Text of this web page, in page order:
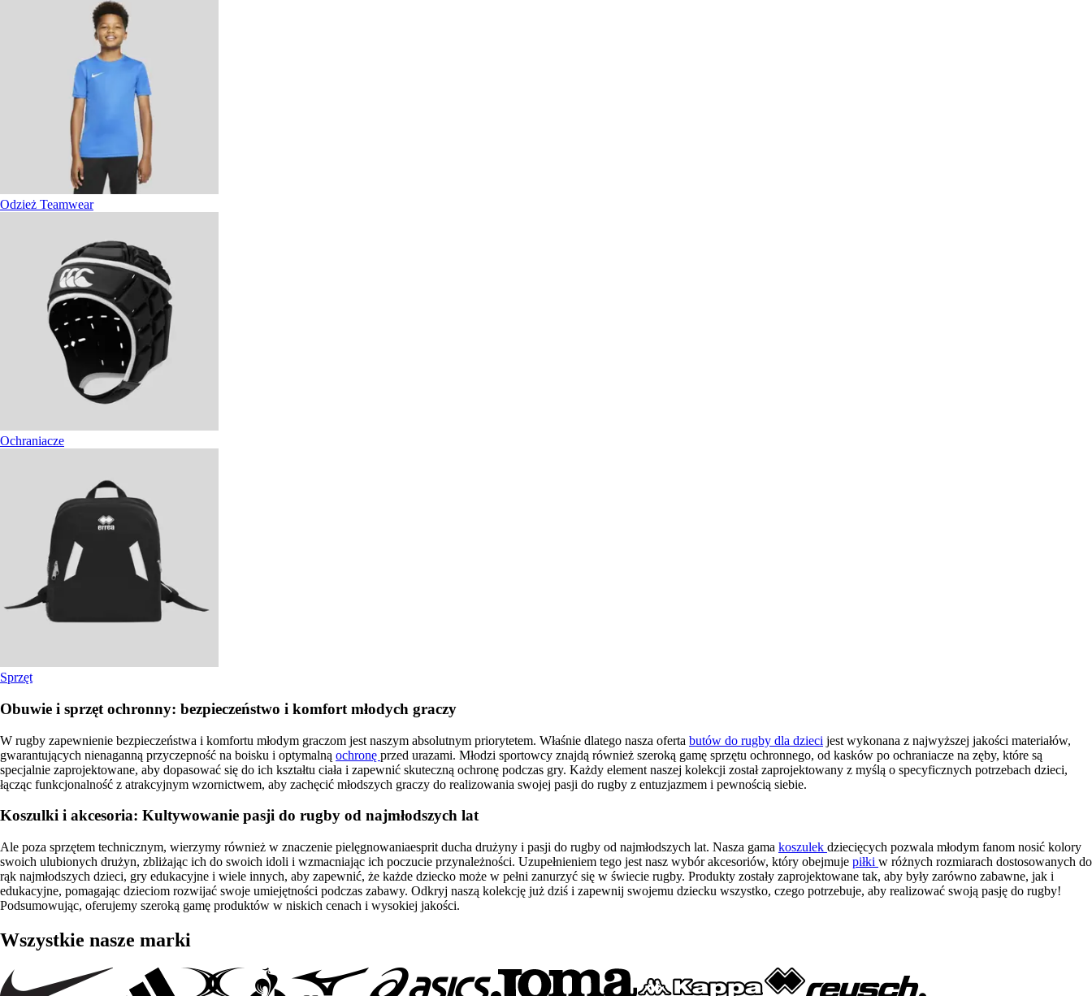
Odzież Teamwear
Ochraniacze
Sprzęt
Obuwie i sprzęt ochronny: bezpieczeństwo i komfort młodych graczy
W rugby zapewnienie bezpieczeństwa i komfortu młodym graczom jest naszym absolutnym priorytetem. Właśnie dlatego nasza oferta butów do rugby dla dzieci jest wykonana z najwyższej jakości materiałów,
gwarantujących nienaganną przyczepność na boisku i optymalną ochronę przed urazami. Młodzi sportowcy znajdą również szeroką gamę sprzętu ochronnego, od kasków po ochraniacze na zęby, które są
specjalnie zaprojektowane, aby dopasować się do ich kształtu ciała i zapewnić skuteczną ochronę podczas gry. Każdy element naszej kolekcji został zaprojektowany z myślą o specyficznych potrzebach dzieci,
łącząc funkcjonalność z atrakcyjnym wzornictwem, aby zachęcić młodszych graczy do realizowania swojej pasji do rugby z entuzjazmem i pewnością siebie.
Koszulki i akcesoria: Kultywowanie pasji do rugby od najmłodszych lat
Ale poza sprzętem technicznym, wierzymy również w znaczenie pielęgnowaniaesprit ducha drużyny i pasji do rugby od najmłodszych lat. Nasza gama koszulek dziecięcych pozwala młodym fanom nosić kolory
swoich ulubionych drużyn, zbliżając ich do swoich idoli i wzmacniając ich poczucie przynależności. Uzupełnieniem tego jest nasz wybór akcesoriów, który obejmuje piłki w różnych rozmiarach dostosowanych do
rąk najmłodszych dzieci, gry edukacyjne i wiele innych, aby zapewnić, że każde dziecko może w pełni zanurzyć się w świecie rugby. Produkty zostały zaprojektowane tak, aby były zarówno zabawne, jak i
edukacyjne, pomagając dzieciom rozwijać swoje umiejętności podczas zabawy. Odkryj naszą kolekcję już dziś i zapewnij swojemu dziecku wszystko, czego potrzebuje, aby realizować swoją pasję do rugby!
Podsumowując, oferujemy szeroką gamę produktów w niskich cenach i wysokiej jakości.
Wszystkie nasze marki